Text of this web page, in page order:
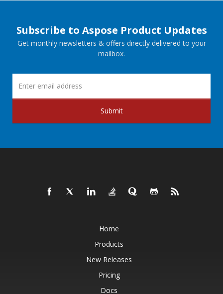
Subscribe to Aspose Product Updates
Get monthly newsletters & offers directly delivered to your
mailbox.
Submit
Home
Products
New Releases
Pricing
Docs